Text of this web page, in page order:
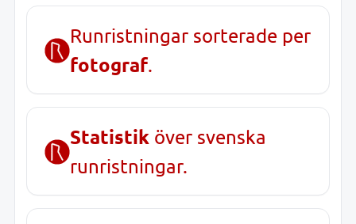
Runristningar sorterade per
fotograf.
Statistik över svenska
runristningar.